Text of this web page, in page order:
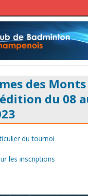
des Monts
du 08
du tournoi
les inscriptions